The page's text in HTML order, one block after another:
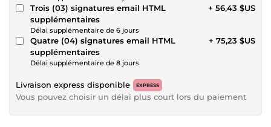
Trois (03) signatures email HTML
supplémentaires
Délai supplémentaire de 6 jours
+ 56,43 $US
Quatre (04) signatures email HTML
supplémentaires
Délai supplémentaire de 8 jours
+ 75,23 $US
Livraison express disponible EXPRESS
Vous pouvez choisir un délai plus court lors du paiement